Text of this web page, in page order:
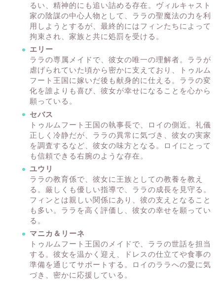
るい、精神的にも追い詰める存在。ヴィルキャスト
家の陰謀の中心人物として、ララの聖魔法の力を利
用しようとするが、最終的にはフィンたちによって
拘束され、家族と共に処罰を受ける。
エリー
ララの専属メイドで、彼女の唯一の理解者。ララが
虐げられていた頃から密かに支えており、トゥルム
フート王国に嫁いだ後も献身的に仕える。ララの変
化を誰よりも喜び、彼女が幸せになることを心から
願っている。
セバス
トゥルムフート王国の執事長で、ロイの側近。礼儀
正しく冷静だが、ララの異常に気づき、彼女の実家
を調査するなど、彼女の味方となる。ロイにとって
も信頼できる右腕のような存在。
ユウリ
ララの教育係で、彼女に王族としての教養を教え
る。厳しくも優しい指導で、ララの成長を見守る。
フィンとは親しい関係にあり、彼の支えとなること
も多い。ララを高く評価し、彼女の幸せを願ってい
る。
マニカ＆リーネ
トゥルムフート王国のメイドで、ララの世話を担当
する。彼女を温かく迎え、ドレスの仕立てや食事の
準備を通じてサポートする。ロイのララへの愛に気
づき、密かに応援している。